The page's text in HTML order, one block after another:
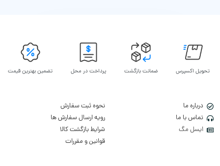
تحویل اکسپرس ضمانت بازگشت پرداخت در محل تضمین بهترین قیمت
درباره ما
تماس با ما
ایسل مگ
نحوه ثبت سفارش
رویه ارسال سفارش ها
شرایط بازگشت کالا
قوانین و مقررات